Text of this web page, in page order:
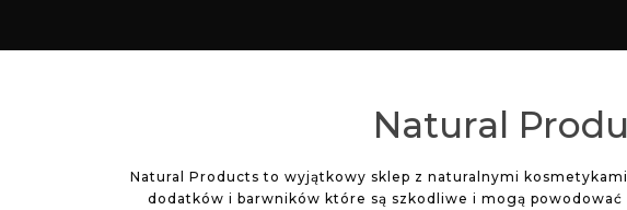
Natural
Natural Products to wyjątkowy sklep z naturalnymi
dodatków i barwników które są szkodliwe i mogą